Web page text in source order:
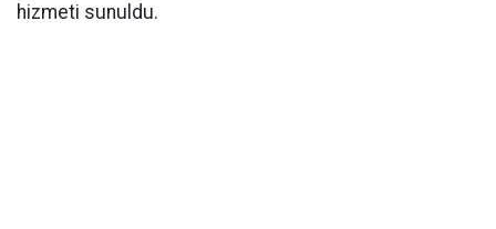
hizmeti sunuldu.